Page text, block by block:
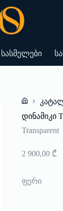
Home
დინამიკი
Transparent
2 900,00 ₾
ფერი